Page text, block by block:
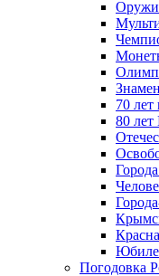
70
80
Погодовка